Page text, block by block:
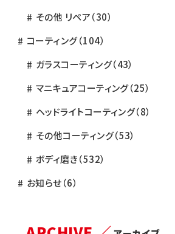
その他 リペア（30）
コーティング（104）
ガラスコーティング（43）
マニキュアコーティング（25）
ヘッドライトコーティング（8）
その他コーティング（53）
ボディ磨き（532）
お知らせ（6）